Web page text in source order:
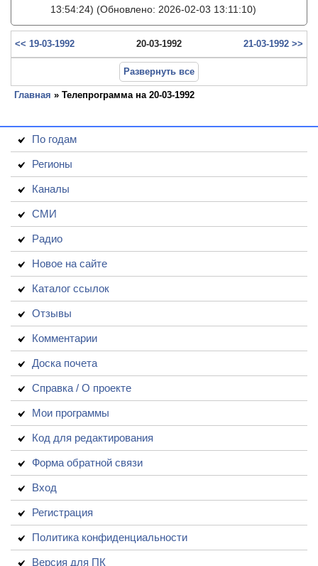
13:54:24) (Обновлено: 2026-02-03 13:11:10)
<< 19-03-1992 20-03-1992 21-03-1992 >>
Развернуть все
Главная » Телепрограмма на 20-03-1992
По годам
Регионы
Каналы
СМИ
Радио
Новое на сайте
Каталог ссылок
Отзывы
Комментарии
Доска почета
Справка / О проекте
Мои программы
Код для редактирования
Форма обратной связи
Вход
Регистрация
Политика конфиденциальности
Версия для ПК